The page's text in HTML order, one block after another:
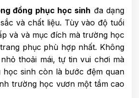
đồng phục học sinh đa dạng
và chất liệu. Tùy vào độ tuổi
và và mục đích mà trường học
phục phù hợp nhất. Không
thoải mái, tự tin vui chơi mà
học sinh còn là bước đệm quan
trường học vươn một tầm cao